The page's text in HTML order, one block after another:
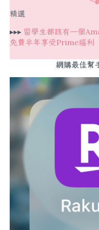
精選
▸▸▸ 留學生都該有一個
免費半年享受Prime福利
網購最佳